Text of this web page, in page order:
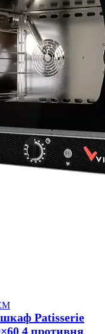
Patisserie
4 противня